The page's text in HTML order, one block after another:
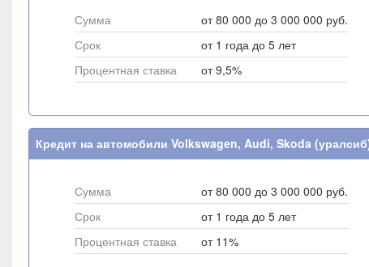
Сумма
от 80 000 до 3 000 000 руб.
Срок
от 1 года до 5 лет
Процентная ставка
от 9,5%
Кредит на автомобили Volkswagen, Audi, Skoda
Сумма
от 80 000 до 3 000 000 руб.
Срок
от 1 года до 5 лет
Процентная ставка
от 11%